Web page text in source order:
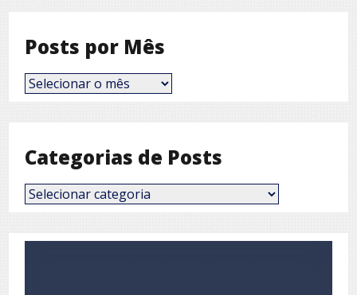
Posts por Mês
Posts
por
Categorias de Posts
Categorias
de